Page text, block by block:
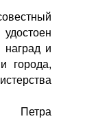
наград и
города,
Петра